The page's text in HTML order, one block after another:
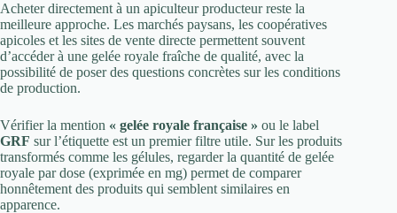
Acheter directement à un apiculteur producteur reste la
meilleure approche. Les marchés paysans, les coopératives
apicoles et les sites de vente directe permettent souvent
d’accéder à une gelée royale fraîche de qualité, avec la
possibilité de poser des questions concrètes sur les conditions
de production.
Vérifier la mention « gelée royale française » ou le label
GRF sur l’étiquette est un premier filtre utile. Sur les produits
transformés comme les gélules, regarder la quantité de gelée
royale par dose (exprimée en mg) permet de comparer
honnêtement des produits qui semblent similaires en
apparence.